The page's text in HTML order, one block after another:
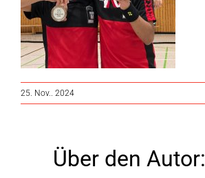
25. Nov.. 2024
Über den Autor: